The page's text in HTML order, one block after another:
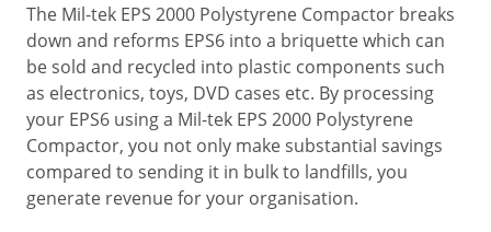
The Mil-tek EPS 2000 Polystyrene Compactor breaks
down and reforms EPS6 into a briquette which can
be sold and recycled into plastic components such
as electronics, toys, DVD cases etc. By processing
your EPS6 using a Mil-tek EPS 2000 Polystyrene
Compactor, you not only make substantial savings
compared to sending it in bulk to landfills, you
generate revenue for your organisation.